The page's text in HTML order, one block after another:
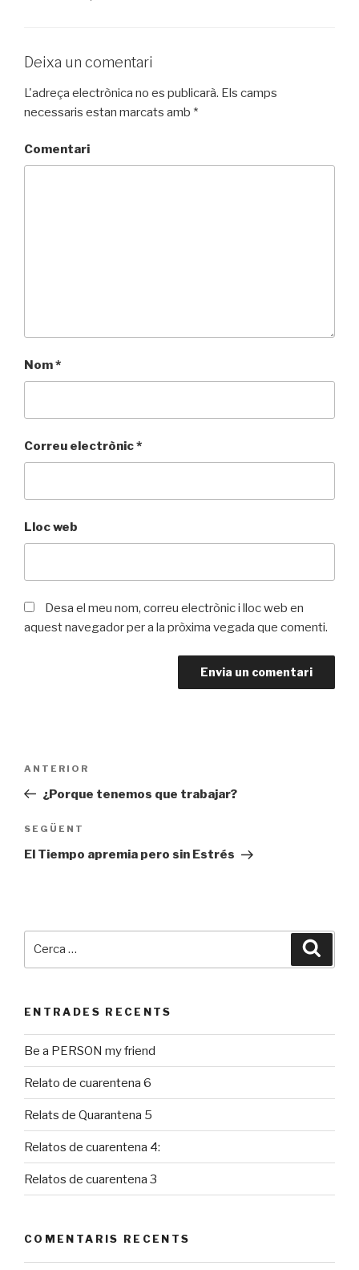
Deixa un comentari
L'adreça electrònica no es publicarà. Els camps
necessaris estan marcats amb *
Comentari
Nom*
Correu electrònic*
Lloc web
Desa el meu nom, correu electrònic i lloc web en
aquest navegador per a la pròxima vegada que comenti.
Entrada
prèvia
ANTERIOR
¿Porque tenemos que trabajar?
Entrada
següent
SEGÜENT
El Tiempo apremia pero sin Estrés
ENTRADES RECENTS
Be a PERSON my friend
Relato de cuarentena 6
Relats de Quarantena 5
Relatos de cuarentena 4:
Relatos de cuarentena 3
COMENTARIS RECENTS